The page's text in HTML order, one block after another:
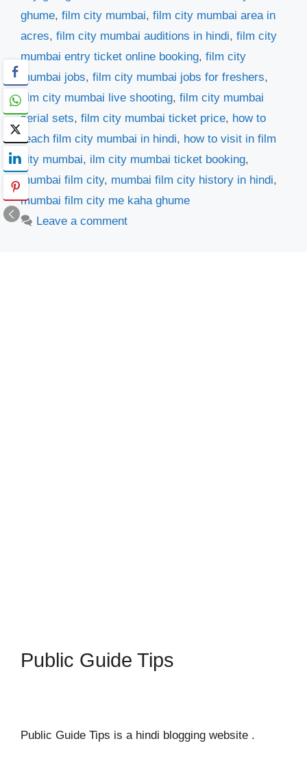
ghume, film city mumbai, film city mumbai area in
acres, film city mumbai auditions in hindi, film city
mumbai entry ticket online booking, film city
mumbai jobs, film city mumbai jobs for freshers,
film city mumbai live shooting, film city mumbai
serial sets, film city mumbai ticket price, how to
reach film city mumbai in hindi, how to visit in film
city mumbai, ilm city mumbai ticket booking,
mumbai film city, mumbai film city history in hindi,
mumbai film city me kaha ghume
Leave a comment
Public Guide Tips
Public Guide Tips is a hindi blogging website .